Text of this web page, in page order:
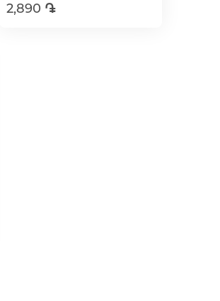
2,890 ֏